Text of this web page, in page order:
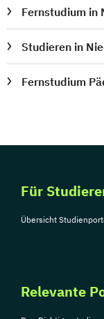
Fernstudium in
Studieren in
Fernstudium
Für
Übersicht
Relevante